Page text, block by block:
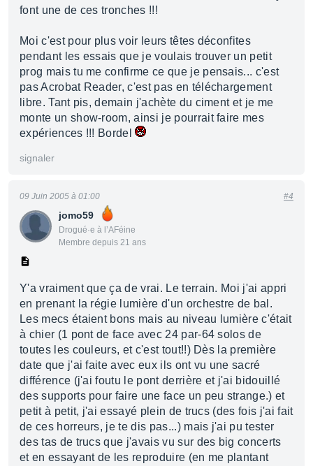
font une de ces tronches !!!
Moi c'est pour plus voir leurs têtes déconfites
pendant les essais que je voulais trouver un petit
prog mais tu me confirme ce que je pensais... c'est
pas Acrobat Reader, c'est pas en téléchargement
libre. Tant pis, demain j'achète du ciment et je me
monte un show-room, ainsi je pourrait faire mes
expériences !!! Bordel
signaler
jomo59
Drogué·e à l’AFéine
Membre depuis 21 ans
09 Juin 2005 à 01:00 #4
Y'a vraiment que ça de vrai. Le terrain. Moi j'ai appri
en prenant la régie lumière d'un orchestre de bal.
Les mecs étaient bons mais au niveau lumière c'était
à chier (1 pont de face avec 24 par-64 solos de
toutes les couleurs, et c'est tout!!) Dès la première
date que j'ai faite avec eux ils ont vu une sacré
différence (j'ai foutu le pont derrière et j'ai bidouillé
des supports pour faire une face un peu strange.) et
petit à petit, j'ai essayé plein de trucs (des fois j'ai fait
de ces horreurs, je te dis pas...) mais j'ai pu tester
des tas de trucs que j'avais vu sur des big concerts
et en essayant de les reproduire (en me plantant